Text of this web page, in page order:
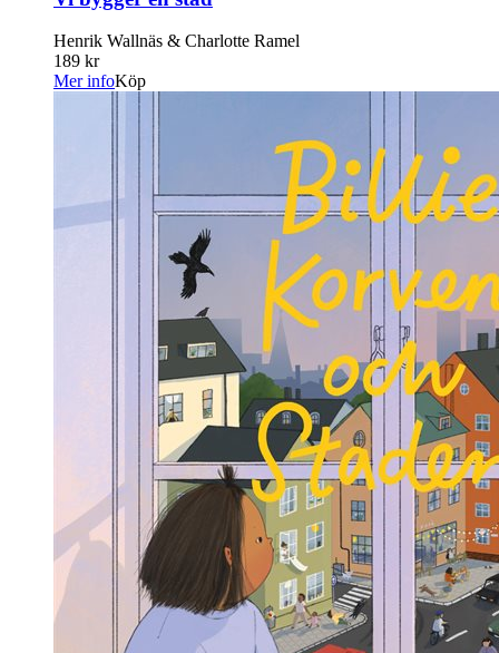
Henrik Wallnäs & Charlotte Ramel
189 kr
Mer infoKöp